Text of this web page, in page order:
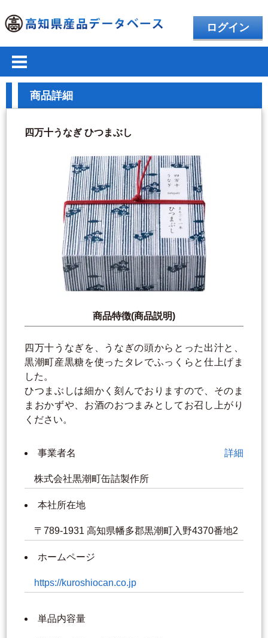
ログイン
商品詳細
四万十うなぎ ひつまぶし
商品特徴(商品説明)
四万十うなぎを、うなぎの頭からとった出汁と、
黒潮町産黒糖を使ったタレでふっくらと仕上げま
した。
ひつまぶしは細かく刻んでおりますので、そのま
まおかずや、お酒のおつまみとしてお召し上がり
ください。
事業者名 詳細
株式会社黒潮町缶詰製作所
本社所在地
〒789-1931 高知県幡多郡黒潮町入野4370番地2
ホームページ
https://kuroshiocan.co.jp
単品内容量